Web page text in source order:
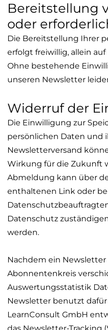
Bereitstellung
oder
Die Bereitstellung Ihrer
erfolgt freiwillig, allein
Ohne bestehende
unseren Newsletter
Widerruf der
Die Einwilligung zur
persönlichen Daten und
Newsletterversand
Wirkung für die Zukunft
Abmeldung kann über
enthaltenen Link oder
Datenschutz
werden.
Nachdem ein
Abonnentenkreis
Auswertungsstatistik
Newsletter benutzt
LearnConsult GmbH